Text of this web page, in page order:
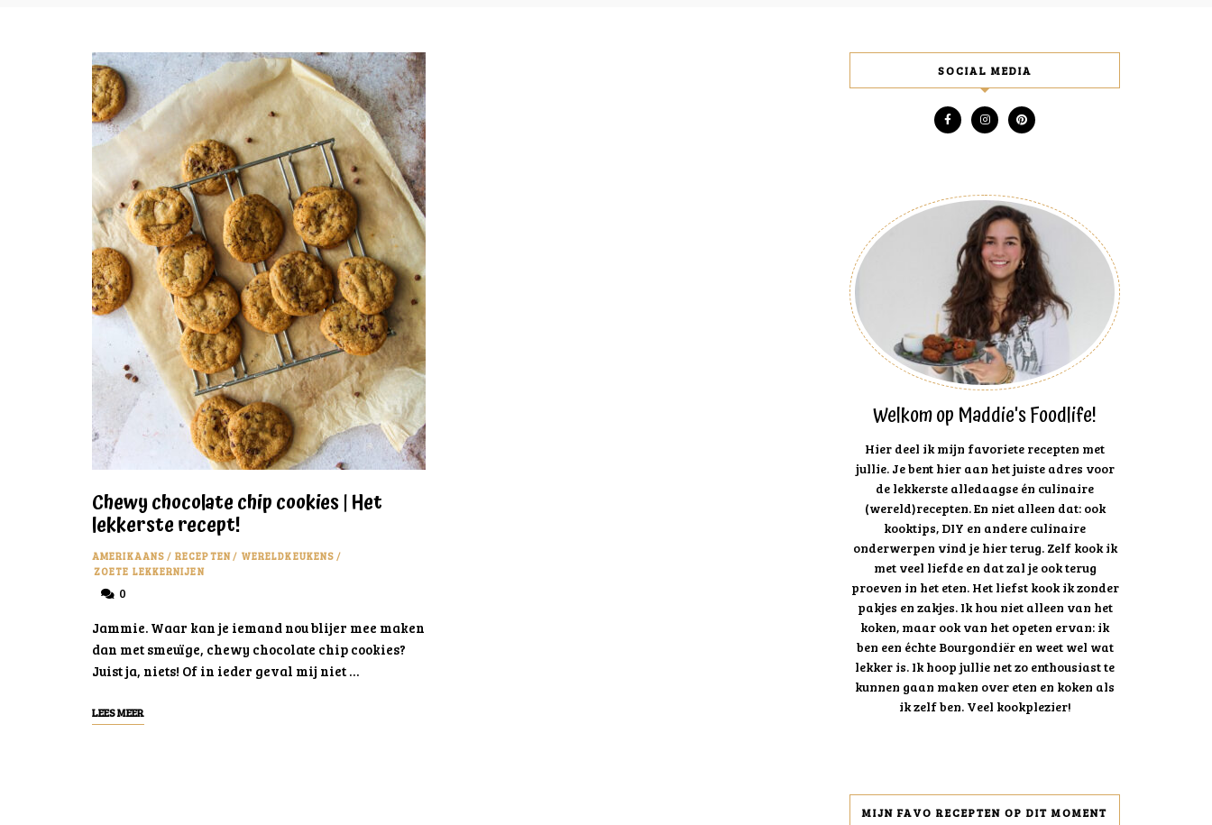
Chewy chocolate chip cookies | Het
lekkerste recept!
AMERIKAANS / RECEPTEN/ WERELDKEUKENS /
ZOETE LEKKERNIJEN
0
Jammie. Waar kan je iemand nou blijer mee maken
dan met smeuïge, chewy chocolate chip cookies?
Juist ja, niets! Of in ieder geval mij niet …
LEES MEER
SOCIAL MEDIA
Welkom op Maddie's Foodlife!
Hier deel ik mijn favoriete recepten met
jullie. Je bent hier aan het juiste adres voor
de lekkerste alledaagse én culinaire
(wereld)recepten. En niet alleen dat: ook
kooktips, DIY en andere culinaire
onderwerpen vind je hier terug. Zelf kook ik
met veel liefde en dat zal je ook terug
proeven in het eten. Het liefst kook ik zonder
pakjes en zakjes. Ik hou niet alleen van het
koken, maar ook van het opeten ervan: ik
ben een échte Bourgondiër en weet wel wat
lekker is. Ik hoop jullie net zo enthousiast te
kunnen gaan maken over eten en koken als
ik zelf ben. Veel kookplezier!
MIJN FAVO RECEPTEN OP DIT MOMENT